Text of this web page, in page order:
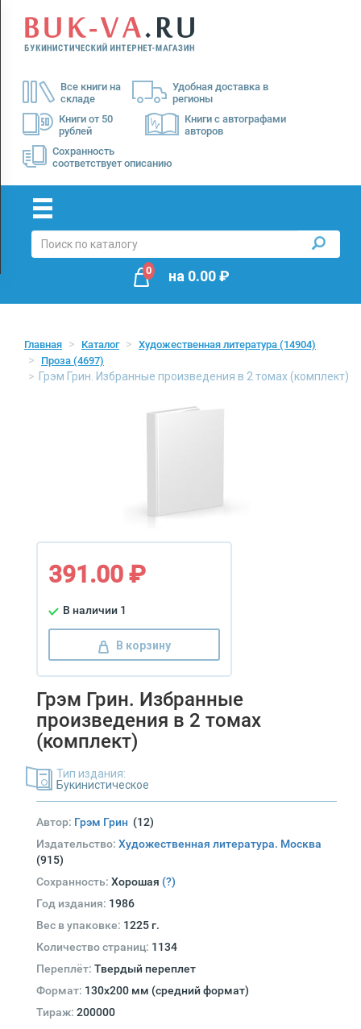
Все книги на
складе
Удобная доставка в
регионы
Книги от 50
рублей
Книги с автографами
авторов
Сохранность
соответствует описанию
Menu
Доставка
Оплата
0 на 0.00₽
Главная Каталог Художественная литература (14904)
Проза (4697)
Грэм Грин. Избранные произведения в 2 томах (комплект)
391.00 ₽
В наличии 1
В корзину
Грэм Грин. Избранные
произведения в 2 томах
(комплект)
Тип издания:
Букинистическое
Автор: Грэм Грин (12)
Издательство: Художественная литература. Москва
(915)
Сохранность: Хорошая (?)
Год издания: 1986
Вес в упаковке: 1225 г.
Количество страниц: 1134
Переплёт: Твердый переплет
Формат: 130х200 мм (средний формат)
Тираж: 200000